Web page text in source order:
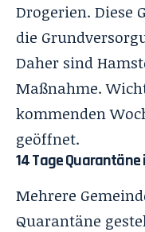
Drogerien. Diese
die
Daher sind
Maßnahme.
kommenden
geöffnet.
14 Tage Quarantäne
Mehrere
Quarantäne